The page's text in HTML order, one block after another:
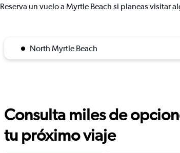
Reserva un vuelo a Myrtle Beach si planeas visitar
North Myrtle Beach
Consulta miles de
tu próximo viaje